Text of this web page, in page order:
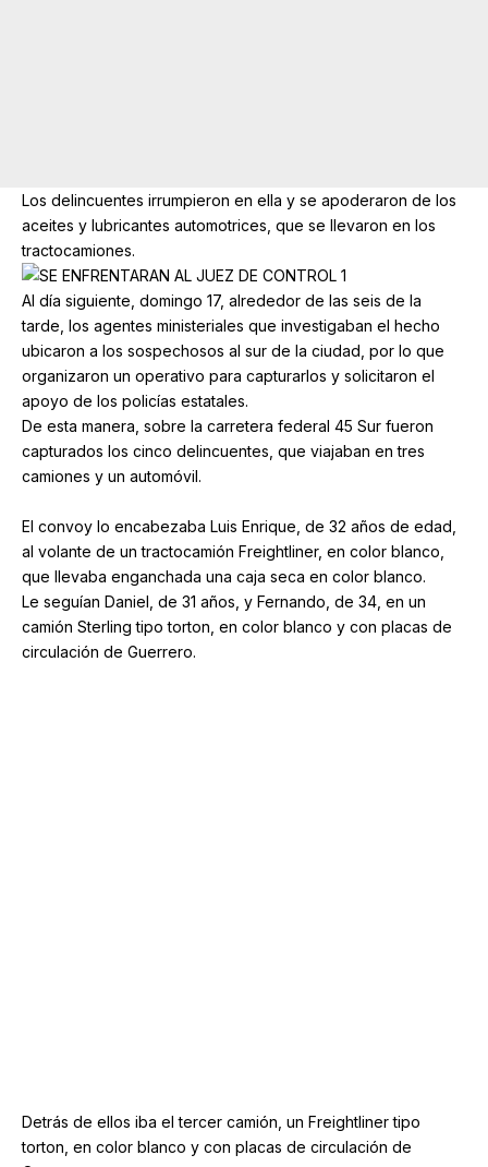
Los delincuentes irrumpieron en ella y se apoderaron de los
aceites y lubricantes automotrices, que se llevaron en los
tractocamiones.
Al día siguiente, domingo 17, alrededor de las seis de la
tarde, los agentes ministeriales que investigaban el hecho
ubicaron a los sospechosos al sur de la ciudad, por lo que
organizaron un operativo para capturarlos y solicitaron el
apoyo de los policías estatales.
De esta manera, sobre la carretera federal 45 Sur fueron
capturados los cinco delincuentes, que viajaban en tres
camiones y un automóvil.
El convoy lo encabezaba Luis Enrique, de 32 años de edad,
al volante de un tractocamión Freightliner, en color blanco,
que llevaba enganchada una caja seca en color blanco.
Le seguían Daniel, de 31 años, y Fernando, de 34, en un
camión Sterling tipo torton, en color blanco y con placas de
circulación de Guerrero.
Éstas le fueron concedidas por el juez de Control, por lo que
los cinco detenidos fueron trasladados al CERESO